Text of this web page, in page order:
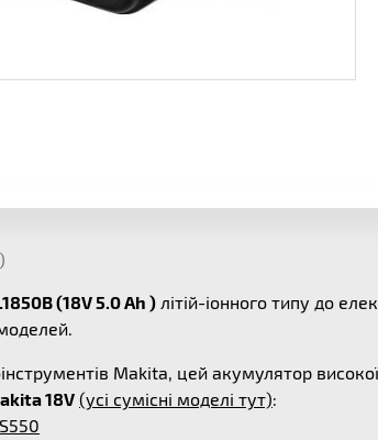
)
(18V 5.0 Ah ) літій-іонного типу до
Makita, цей акумулятор
18V (усі сумісні моделі тут):